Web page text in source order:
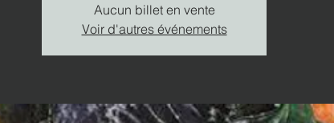
Aucun billet en vente
Voir d'autres événements